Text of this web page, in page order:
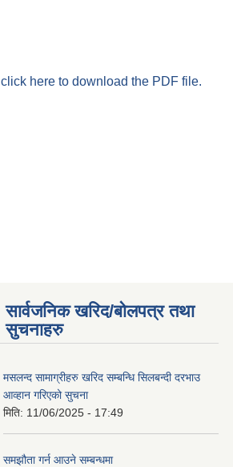
click here to download the PDF file.
सार्वजनिक खरिद/बोलपत्र तथा
सुचनाहरु
मसलन्द सामाग्रीहरु खरिद सम्बन्धि सिलबन्दी दरभाउ
आव्हान गरिएको सुचना
मिति: 11/06/2025 - 17:49
समझौता गर्न आउने सम्बन्धमा